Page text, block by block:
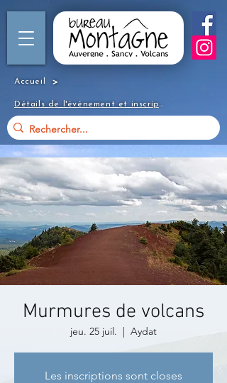
Accueil >
Détails de l'événement et inscription
Murmures de volcans
jeu. 25 juil.
  |
Aydat
Les inscriptions sont closes